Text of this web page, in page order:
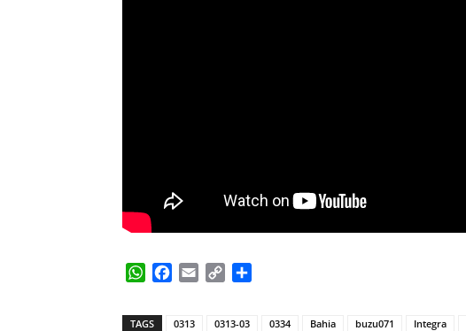
WhatsApp
Facebook
Email Copy
TAGS 0313 0313-03 0334 Bahia buzu071 Integra